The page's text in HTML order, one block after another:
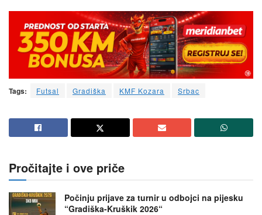
Tags: Futsal Gradiška KMF Kozara Srbac
Pročitajte i ove priče
Počinju prijave za turnir u odbojci na pijesku
“Gradiška-Kruškik 2026“